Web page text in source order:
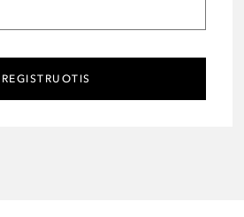
REGISTRUOTIS